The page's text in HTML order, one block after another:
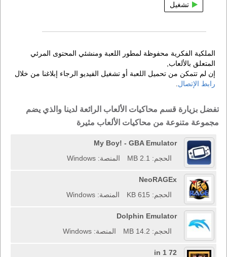
تشغيل
الملكية الفكرية محفوظة لمطور اللعبة ومنشئي المحتوى المرئي
المتعلق بالألعاب,
إن لم تتمكن من تحميل اللعبة أو تشغيل الفيديو الرجاء إبلاغنا من خلال
رابط الإتصال.
تفضل بزيارة قسم محاكيات الألعاب الرائعة لدينا والذي يضم
مجموعة متنوعة من محاكيات الألعاب مثيرة
My Boy! - GBA Emulator
الحجم: 2.1 MB
المنصة: Windows
NeoRAGEx
الحجم: 615 KB
المنصة: Windows
Dolphin Emulator
الحجم: 14.2 MB
المنصة: Windows
72 in 1